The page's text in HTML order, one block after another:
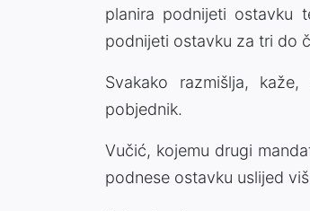
planira podnijeti ostavku
podnijeti ostavku za tri do
Svakako razmišlja,
pobjednik.
Vučić, kojemu drugi
podnese ostavku uslijed